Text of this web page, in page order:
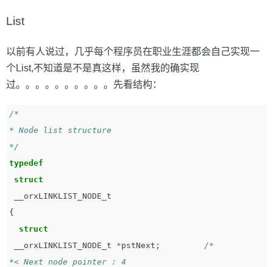
List
以前有人说过，几乎每个程序员在职业生涯都会自己实现一
个List,不知道是不是真这样，虽然我的确实现
过。。。。。。。。。。先看结构：
/*
* Node list structure
*/
typedef
struct
__orxLINKLIST_NODE_t
{
struct
__orxLINKLIST_NODE_t
*pstNext ;
/*
*< Next node pointer : 4